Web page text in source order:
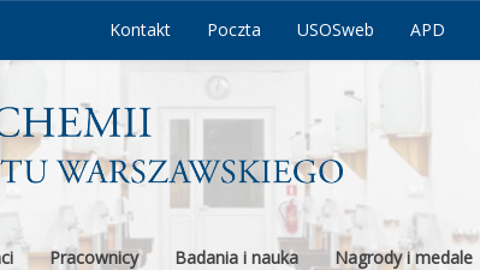
Kontakt Poczta USOSweb APD
Pracownicy Badania i nauka Nagrody i medale